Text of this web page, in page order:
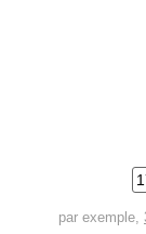
par exemple,